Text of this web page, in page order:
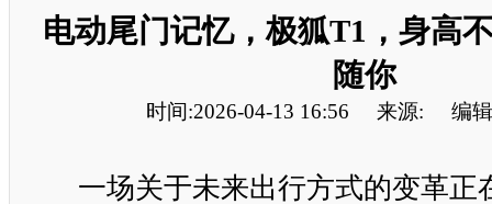
电动尾门记忆，极狐T1，身高
随你
时间:2026-04-13 16:56 来源: 编
一场关于未来出行方式的变革正